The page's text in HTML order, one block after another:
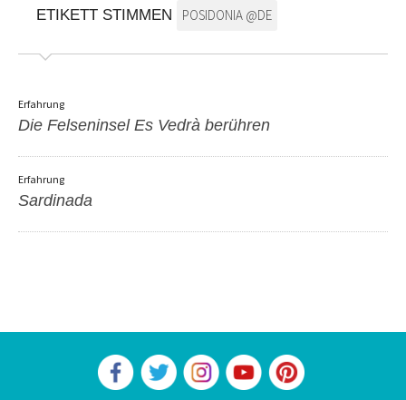
ETIKETT STIMMEN
POSIDONIA @DE
Erfahrung
Die Felseninsel Es Vedrà berühren
Erfahrung
Sardinada